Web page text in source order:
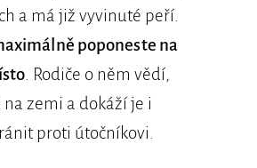
a má již vyvinuté peří.
poponeste na
. Rodiče o něm vědí,
zemi a dokáží je i
proti útočníkovi.